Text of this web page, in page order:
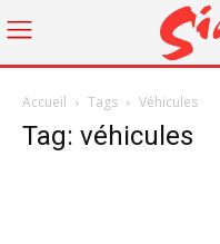
Accueil Tags Véhicules
Tag: véhicules